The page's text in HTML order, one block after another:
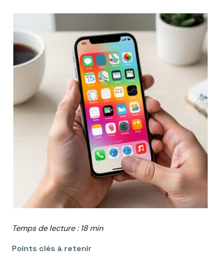
Temps de lecture : 18 min
Points clés à retenir